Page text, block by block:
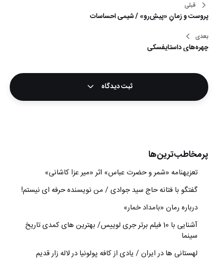
راهبری
نوشته
قبلی
پروست و زمانِ «پیشِ‌رو» / شیمی احساسات
بعدی
چهره‌های داستایفسکی
ثبت دیدگاه
پرمخاطب‌ترین‌ها
تعزیه‎نامه‏ «شمر و حضرت عباس» اثر «میر عزا کاشانی»
گفتگو با فتانه حاج سید جوادی / من نویسنده حرفه ای نیستم!
درباره رمان «بامداد خمار»
آشنایی با 10 فیلم برتر جری لوییس/ بهترین های کمدی تاریخ
سینما
لهستانی ها در ایران / یادی از کافه پولونیا در لاله زار قدیم